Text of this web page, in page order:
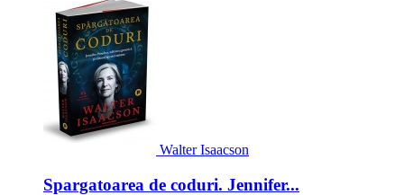
Walter Isaacson
Spargatoarea de coduri. Jennifer...